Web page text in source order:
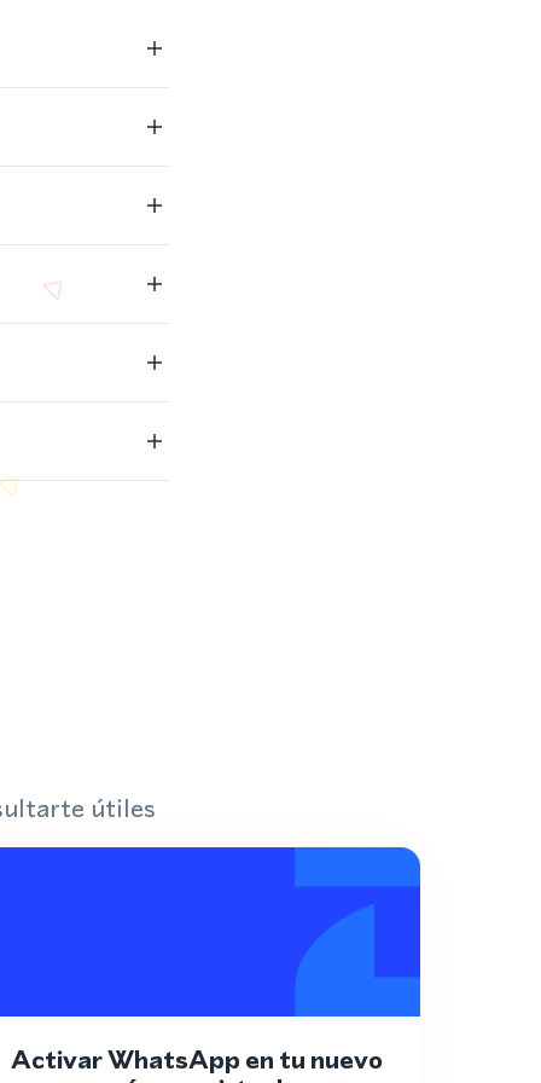
útiles
Activar WhatsApp en tu nuevo